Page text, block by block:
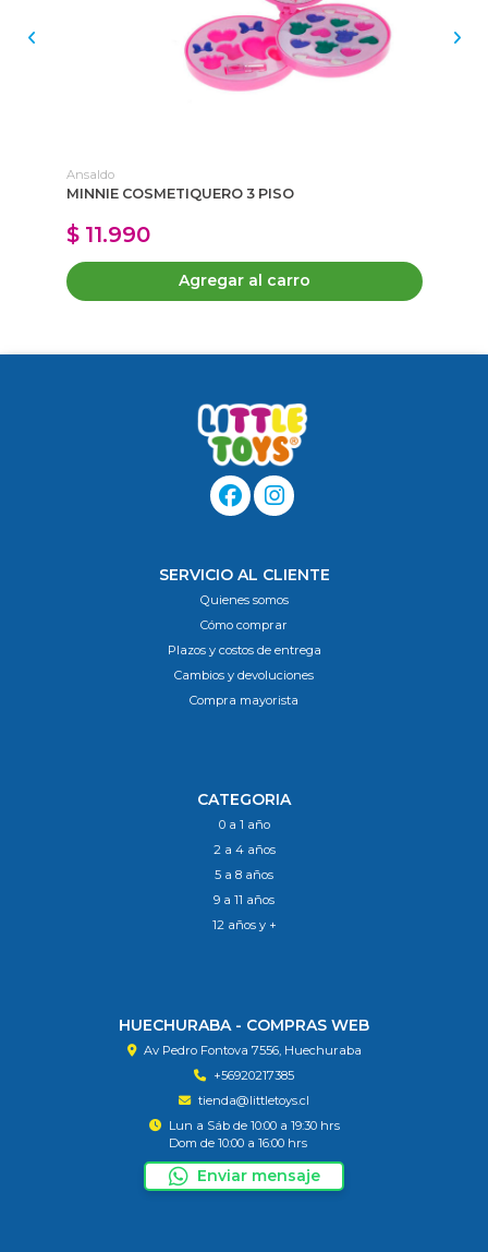
Ansaldo
MINNIE COSMETIQUERO 3 PISO
$ 11.990
Agregar al carro
SERVICIO AL CLIENTE
Quienes somos
Cómo comprar
Plazos y costos de entrega
Cambios y devoluciones
Compra mayorista
CATEGORIA
0 a 1 año
2 a 4 años
5 a 8 años
9 a 11 años
12 años y +
HUECHURABA - COMPRAS WEB
Av Pedro Fontova 7556, Huechuraba
+56920217385
tienda@littletoys.cl
Lun a Sáb de 10:00 a 19:30 hrs
Dom de 10:00 a 16:00 hrs
Enviar mensaje